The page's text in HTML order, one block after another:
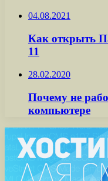
04.08.2021
Как открыть
11
28.02.2020
Почему не
компьютере